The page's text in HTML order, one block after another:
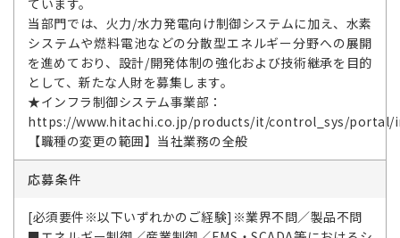
当部門では、火力/水力発電向け制御システムに加え、水素
システムや燃料電池などの分散型エネルギー分野への展開
を進めており、設計/開発体制の強化および技術継承を目的
として、新たな人財を募集します。
★インフラ制御システム事業部：
https://www.hitachi.co.jp/products/it/control_sys/portal/
【職種の変更の範囲】当社業務の全般
応募条件
[必須要件※以下いずれかのご経験]※業界不問／製品不問